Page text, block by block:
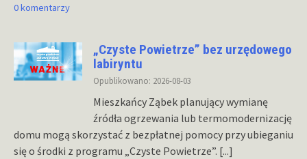
0 komentarzy
„Czyste Powietrze” bez urzędowego
labiryntu
Opublikowano: 2026-08-03
Mieszkańcy Ząbek planujący wymianę
źródła ogrzewania lub termomodernizację
domu mogą skorzystać z bezpłatnej pomocy przy ubieganiu
się o środki z programu „Czyste Powietrze”. [...]